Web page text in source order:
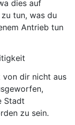
dies auf
tun, was du
Antrieb tun
von dir nicht aus
Stadt
zu sein.